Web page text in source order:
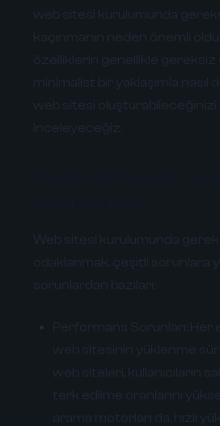
web sitesi kurulumunda
kaçınmanın neden önemli
özelliklerin genellikle gereksiz
minimalist bir yaklaşımla nasıl
web sitesi oluşturabileceğinizi
inceleyeceğiz.
Web sitesi kurulumunda
odaklanmak, çeşitli sorunlara
sorunlardan bazıları:
Performans Sorunları: Her
web sitesinin yüklenme
web siteleri, kullanıcıların
terk edilme oranlarını
arama motorları da, hızlı